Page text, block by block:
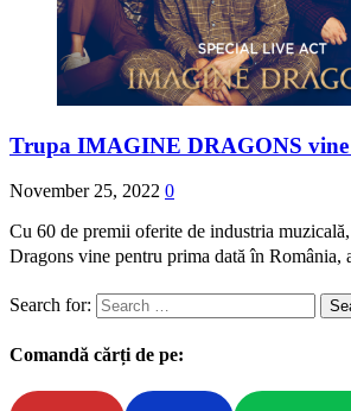
Trupa IMAGINE DRAGONS
November 25, 2022 0
Cu 60 de premii oferite de industria
Dragons vine pentru prima dată în
Search for:
Comandă cărți de pe: